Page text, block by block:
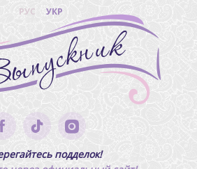
РУС УКР
подделок!